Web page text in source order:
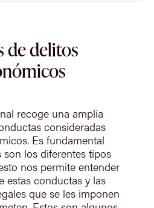
de delitos
recoge una amplia
consideradas
Es fundamental
los diferentes tipos
nos permite entender
estas conductas y las
que se les imponen